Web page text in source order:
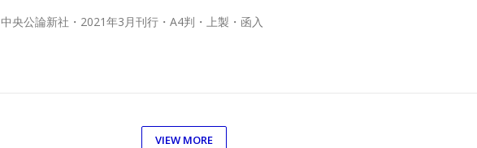
中央公論新社・2021年3月刊行・A4判・上製・函入
VIEW MORE